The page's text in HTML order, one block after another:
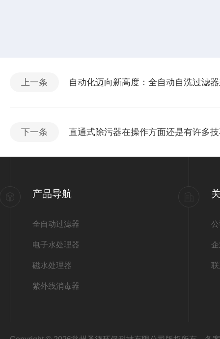
上一条 自动化迈向新高度：全自动自洗过滤
下一条 直通式除污器在操作方面还是有许多
产品导航
全自动过滤器
电子水处理器
磁水处理器
紫外线消毒器